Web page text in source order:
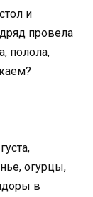
и
провела
полола,
огурцы,
в